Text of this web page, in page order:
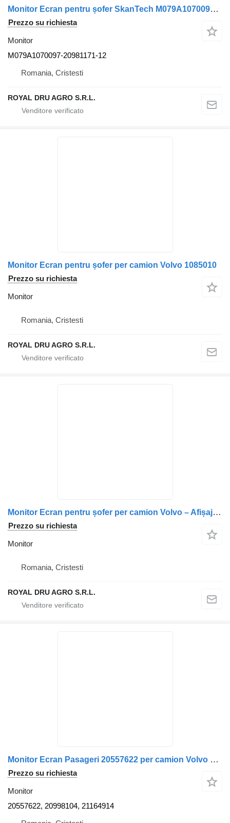
Monitor Ecran pentru șofer SkanTech M079A1070097-20981171-12 per camion Volvo M079A1070097 20981171-12
Prezzo su richiesta
Monitor
M079A1070097-20981171-12
Romania, Cristesti
ROYAL DRU AGRO S.R.L.
Monitor Ecran pentru șofer per camion Volvo 1085010
Prezzo su richiesta
Monitor
Romania, Cristesti
ROYAL DRU AGRO S.R.L.
Monitor Ecran pentru șofer per camion Volvo – Afișaj electronic cu trei butoane – Dimensiuni: 17 cm x 9 cm
Prezzo su richiesta
Monitor
Romania, Cristesti
ROYAL DRU AGRO S.R.L.
Monitor Ecran Pasageri 20557622 per camion Volvo cu Conectori – Model 20557622 / 20998104 / 21164914
Prezzo su richiesta
Monitor
20557622, 20998104, 21164914